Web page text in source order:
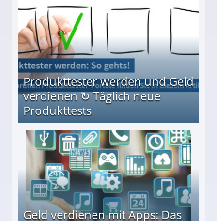
Produkttester werden und Geld
verdienen ↻ Täglich neue
Produkttests
↻ Täglich neue Produkttests
Geld verdienen mit Apps: Das